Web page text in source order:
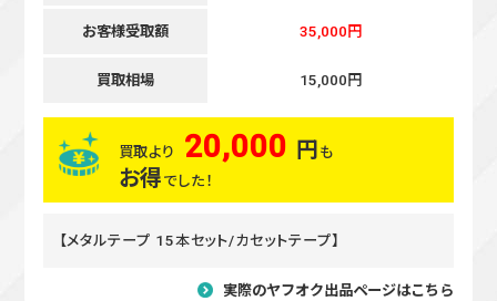
お客様受取額 35,000円
買取相場 15,000円
買取より 20,000 円 も
お得 でした！
【メタルテープ 15本セット/カセットテープ】
実際のヤフオク出品ページはこちら